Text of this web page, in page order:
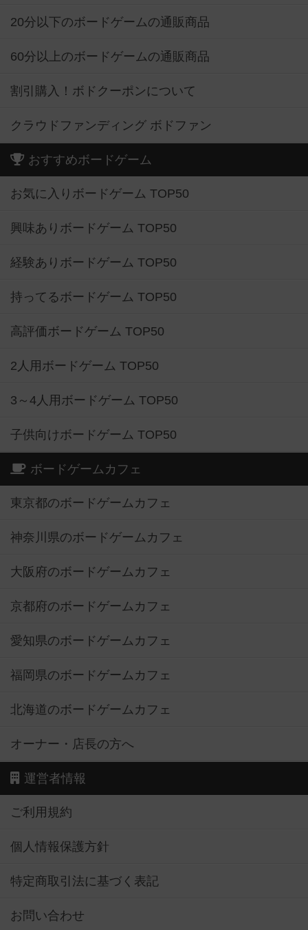
20分以下のボードゲームの通販商品
60分以上のボードゲームの通販商品
割引購入！ボドクーポンについて
クラウドファンディング ボドファン
おすすめボードゲーム
お気に入りボードゲーム TOP50
興味ありボードゲーム TOP50
経験ありボードゲーム TOP50
持ってるボードゲーム TOP50
高評価ボードゲーム TOP50
2人用ボードゲーム TOP50
3～4人用ボードゲーム TOP50
子供向けボードゲーム TOP50
ボードゲームカフェ
東京都のボードゲームカフェ
神奈川県のボードゲームカフェ
大阪府のボードゲームカフェ
京都府のボードゲームカフェ
愛知県のボードゲームカフェ
福岡県のボードゲームカフェ
北海道のボードゲームカフェ
オーナー・店長の方へ
運営者情報
ご利用規約
個人情報保護方針
特定商取引法に基づく表記
お問い合わせ